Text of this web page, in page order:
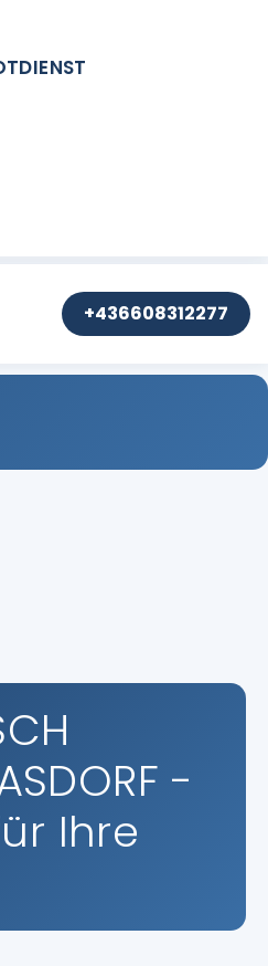
+436608312277
-
Ihre